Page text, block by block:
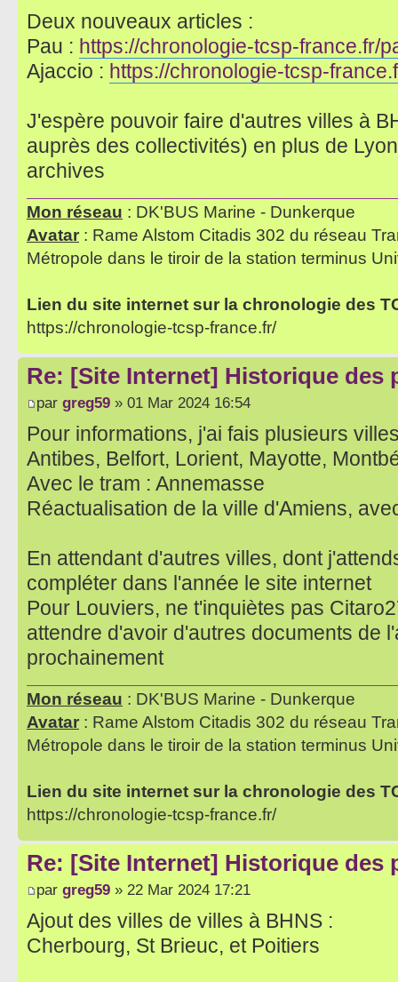
Deux nouveaux articles :
Pau : https://chronologie-tcsp-france.fr/
Ajaccio : https://chronologie-tcsp-
J'espère pouvoir faire d'autres villes à
auprès des collectivités) en plus de
archives
Mon réseau : DK'BUS Marine - Dunkerque
Avatar : Rame Alstom Citadis 302 du réseau
Métropole dans le tiroir de la station terminus
Lien du site internet sur la chronologie des
https://chronologie-tcsp-france.fr/
Re: [Site Internet] Historique des
par greg59 » 01 Mar 2024 16:54
Pour informations, j'ai fais plusieurs
Antibes, Belfort, Lorient, Mayotte,
Avec le tram : Annemasse
Réactualisation de la ville d'Amiens,
En attendant d'autres villes, dont
compléter dans l'année le site internet
Pour Louviers, ne t'inquiètes pas
attendre d'avoir d'autres documents de
prochainement
Mon réseau : DK'BUS Marine - Dunkerque
Avatar : Rame Alstom Citadis 302 du réseau
Métropole dans le tiroir de la station terminus
Lien du site internet sur la chronologie des
https://chronologie-tcsp-france.fr/
Re: [Site Internet] Historique des
par greg59 » 22 Mar 2024 17:21
Ajout des villes de villes à BHNS :
Cherbourg, St Brieuc, et Poitiers